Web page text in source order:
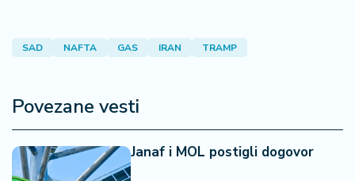
SAD NAFTA GAS IRAN TRAMP
Povezane vesti
Janaf i MOL postigli dogovor